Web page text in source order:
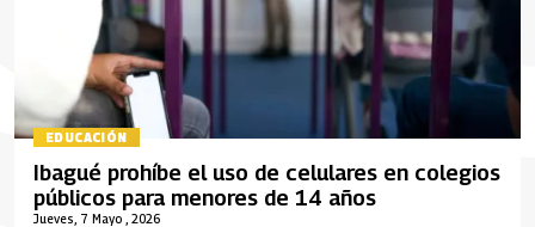
EDUCACIÓN
Jueves, 7 Mayo , 2026
Ibagué prohíbe el uso de celulares en colegios
públicos para menores de 14 años